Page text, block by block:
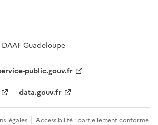
Guadeloupe
public.gouv.fr
data.gouv.fr
légales Accessibilité : partiellement conforme